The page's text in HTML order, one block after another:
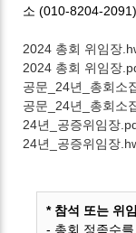
소 (010-8204-2091)
2024 총회 위임장
2024 총회 위임장
공문_24년_총회소
공문_24년_총회소
24년_공증위임장
24년_공증위임장
* 참석 또는 위
- 총회 정족수